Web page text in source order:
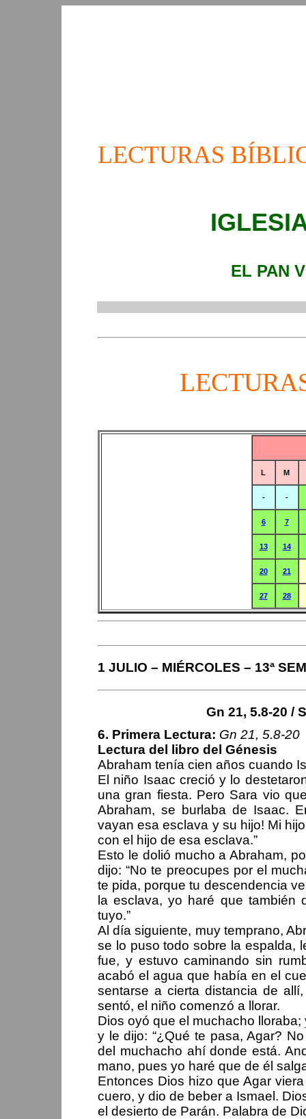
LECTURAS
EL PAN
L M
- -
6 7
13 14
20 21
27 28
1 JULIO – MIÉRCOLES – 13ª
Gn 21, 5.8-20 /
6. Primera Lectura: Gn 21, 5.8-20
Lectura del libro del Génesis
Abraham tenía cien años cuando
El niño Isaac creció y lo
una gran fiesta. Pero Sara vio
Abraham, se burlaba de Isaac.
vayan esa esclava y su hijo! Mi
con el hijo de esa esclava.”
Esto le dolió mucho a Abraham,
dijo: “No te preocupes por el
te pida, porque tu descendencia
la esclava, yo haré que
tuyo.”
Al día siguiente, muy temprano,
se lo puso todo sobre la espalda,
fue, y estuvo caminando sin
acabó el agua que había en el
sentarse a cierta distancia de
sentó, el niño comenzó a llorar.
Dios oyó que el muchacho
y le dijo: “¿Qué te pasa, Agar?
del muchacho ahí donde está.
mano, pues yo haré que de él
Entonces Dios hizo que Agar
cuero, y dio de beber a Ismael.
el desierto de Parán. Palabra de